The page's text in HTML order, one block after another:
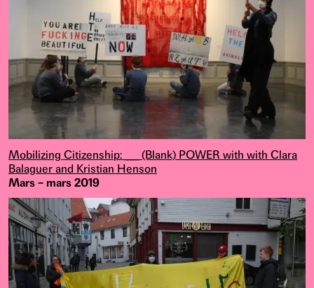
Mobilizing Citizenship: _____ (Blank) POWER with with Clara
Balaguer and Kristian Henson
Mars – mars 2019